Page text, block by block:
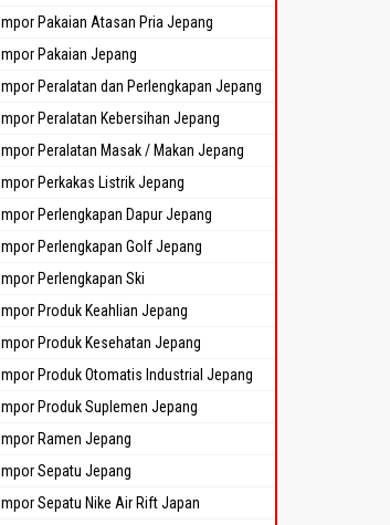
Impor Pakaian Atasan Pria Jepang
Impor Pakaian Jepang
Impor Peralatan dan Perlengkapan Jepang
Impor Peralatan Kebersihan Jepang
Impor Peralatan Masak / Makan Jepang
Impor Perkakas Listrik Jepang
Impor Perlengkapan Dapur Jepang
Impor Perlengkapan Golf Jepang
Impor Perlengkapan Ski
Impor Produk Keahlian Jepang
Impor Produk Kesehatan Jepang
Impor Produk Otomatis Industrial Jepang
Impor Produk Suplemen Jepang
Impor Ramen Jepang
Impor Sepatu Jepang
Impor Sepatu Nike Air Rift Japan